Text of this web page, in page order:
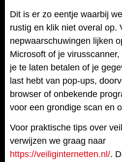
Dit is er zo eentje waarbij
rustig en klik niet overal op.
nepwaarschuwingen lijken
Microsoft of je
je te laten betalen of je
last hebt van pop-ups,
browser of onbekende
voor een grondige scan en
Voor praktische tips over
verwijzen we graag naar
https://veiliginternetten.nl/.